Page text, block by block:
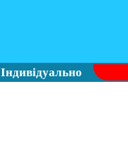
Індивідуально